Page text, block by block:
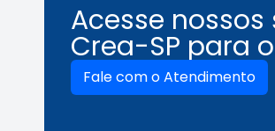
Acesse
Crea-SP para
Fale com o Atendimento